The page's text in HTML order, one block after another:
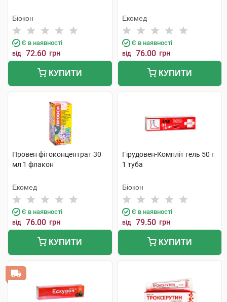
Біокон
Є в наявності
від 72.60 грн
КУПИТИ
Екомед
Є в наявності
від 76.00 грн
КУПИТИ
Провен фітоконцентрат 30
мл 1 флакон
Екомед
Є в наявності
від 76.00 грн
КУПИТИ
Гірудовен-Компліт гель 50 г
1 туба
Біокон
Є в наявності
від 79.50 грн
КУПИТИ